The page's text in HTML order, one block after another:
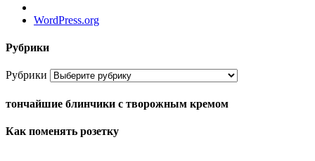
WordPress.org
Рубрики
Рубрики
тончайшие блинчики с творожным кремом
Как поменять розетку